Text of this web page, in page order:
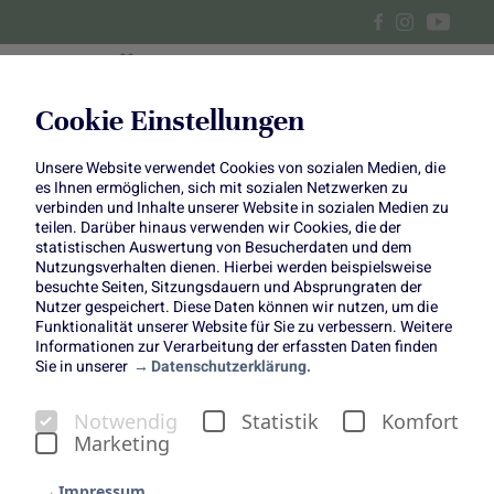
Cookie Einstellungen
Unsere Website verwendet Cookies von sozialen Medien, die
es Ihnen ermöglichen, sich mit sozialen Netzwerken zu
verbinden und Inhalte unserer Website in sozialen Medien zu
teilen. Darüber hinaus verwenden wir Cookies, die der
statistischen Auswertung von Besucherdaten und dem
Nutzungsverhalten dienen. Hierbei werden beispielsweise
besuchte Seiten, Sitzungsdauern und Absprungraten der
Nutzer gespeichert. Diese Daten können wir nutzen, um die
Funktionalität unserer Website für Sie zu verbessern. Weitere
Informationen zur Verarbeitung der erfassten Daten finden
Sie in unserer
Datenschutzerklärung.
Notwendig Statistik
Komfort
Marketing
„Unboxing“ im Mai:
Tablesetting mit
Glockenblumen
Fokusblume: Campanula